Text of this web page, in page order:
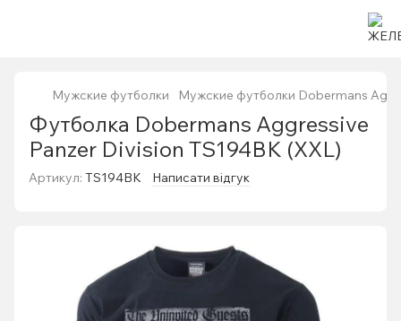
Мужские футболки Мужские футболки Dobermans
Футболка Dobermans Aggressive
Panzer Division TS194BK (XXL)
Артикул: TS194BK Написати відгук